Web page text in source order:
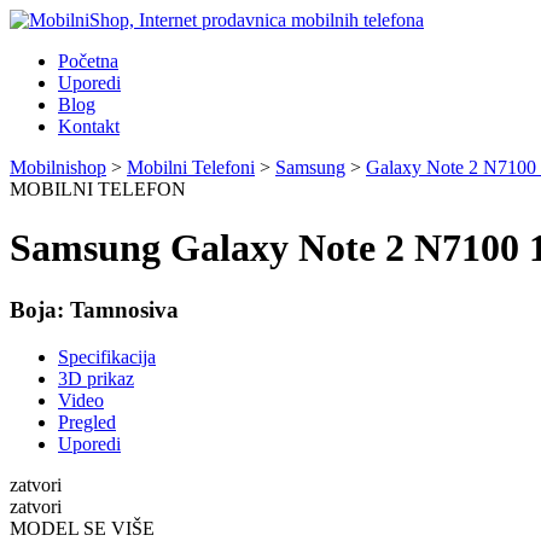
Početna
Uporedi
Blog
Kontakt
Mobilnishop > Mobilni Telefoni > Samsung > Galaxy Note 2 N7100
MOBILNI TELEFON
Samsung Galaxy Note 2 N7100
Boja: Tamnosiva
Specifikacija
3D prikaz
Video
Pregled
Uporedi
zatvori
zatvori
MODEL SE VIŠE